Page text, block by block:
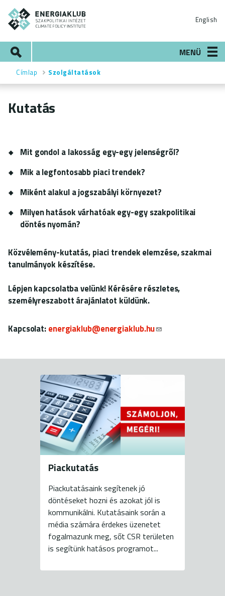
Ugrás
tartalomra
English
MENÜ
Morzsa
Címlap Szolgáltatások
Kutatás
​​​​​​Mit gondol a lakosság egy-egy jelenségről?
Mik a legfontosabb piaci trendek?
Miként alakul a jogszabályi környezet?
Milyen hatások várhatóak egy-egy szakpolitikai
döntés nyomán?
Közvélemény-kutatás, piaci trendek elemzése, szakmai
tanulmányok készítése.
Lépjen kapcsolatba velünk! Kérésére részletes,
személyreszabott árajánlatot küldünk.
Kapcsolat: energiaklub@energiaklub.hu
Piackutatás
Piackutatásaink segítenek jó
döntéseket hozni és azokat jól is
kommunikálni. Kutatásaink során a
média számára érdekes üzenetet
fogalmazunk meg, sőt CSR területen
is segítünk hatásos programot...